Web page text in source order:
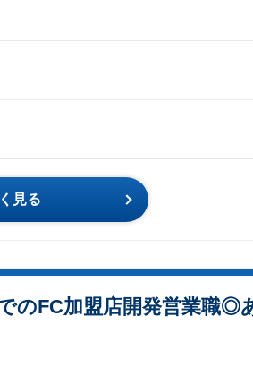
見る
のFC加盟店開発営業職◎